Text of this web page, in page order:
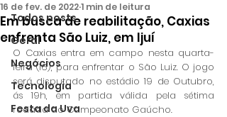
Todos posts
Geral
Negócios
Tecnologia
Festa da Uva
Em busca de reabilitação, Caxias
enfrenta São Luiz, em Ijuí
16 de fev. de 20221 min de leitura
O Caxias entra em campo nesta quarta-
feira (16), para enfrentar o São Luiz. O jogo
será disputado no estádio 19 de Outubro,
ás 19h, em partida válida pela sétima
rodada do Campeonato Gaúcho.